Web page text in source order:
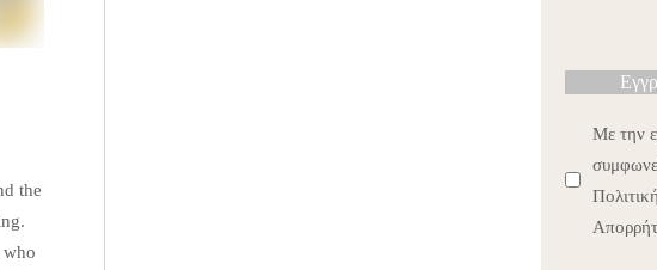
the
who
Με την
Πολιτική